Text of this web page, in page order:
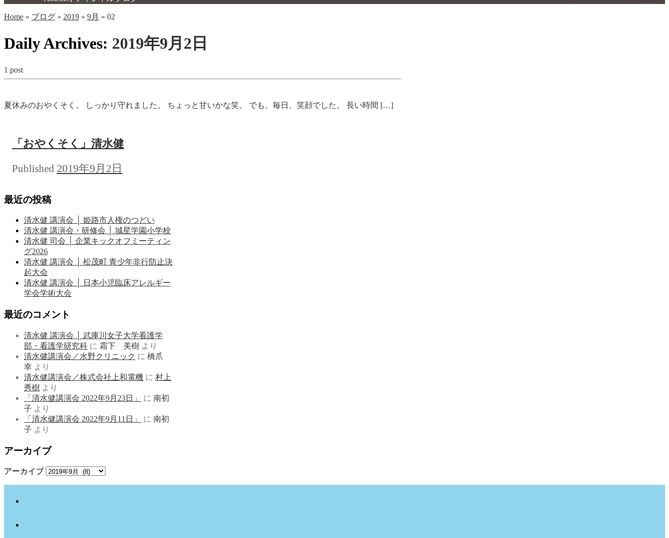
Home » ブログ » 2019 » 9月 » 02
Daily Archives: 2019年9月2日
1 post
夏休みのおやくそく。 しっかり守れました。 ちょっと甘いかな笑。 でも、毎日、笑顔でした。 長い時間 […]
「おやくそく」清水健
Published 2019年9月2日
最近の投稿
清水健 講演会 │ 姫路市人権のつどい
清水健 講演会・研修会 │ 城星学園小学校
清水健 司会 │ 企業キックオフミーティン
グ2026
清水健 講演会 │ 松茂町 青少年非行防止決
起大会
清水健 講演会 │ 日本小児臨床アレルギー
学会学術大会
最近のコメント
清水健 講演会 │ 武庫川女子大学看護学
部・看護学研究科 に 霜下 美樹 より
清水健講演会／水野クリニック に 橋爪
幸 より
清水健講演会／株式会社上和電機 に 村上
秀樹 より
「清水健講演会 2022年9月23日」
に 南初
子 より
「清水健講演会 2022年9月11日」
に 南初
子 より
アーカイブ
アーカイブ